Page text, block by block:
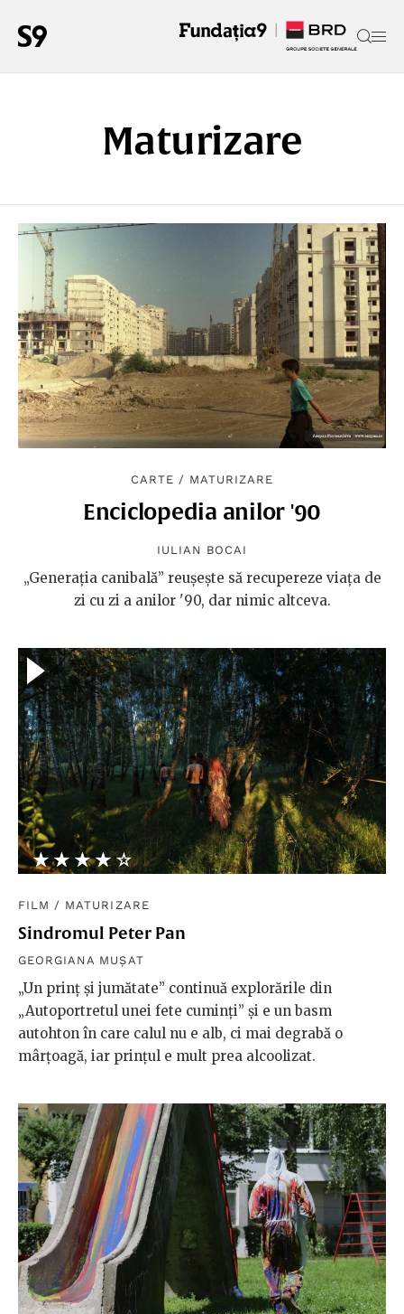
Maturizare
CARTE / MATURIZARE
Enciclopedia anilor '90
IULIAN BOCAI
„Generația canibală” reușește să recupereze viața de
zi cu zi a anilor '90, dar nimic altceva.
★★★★★
☆☆☆☆☆
FILM / MATURIZARE
Sindromul Peter Pan
GEORGIANA MUȘAT
„Un prinț și jumătate” continuă explorările din
„Autoportretul unei fete cuminți” și e un basm
autohton în care calul nu e alb, ci mai degrabă o
mârțoagă, iar prințul e mult prea alcoolizat.